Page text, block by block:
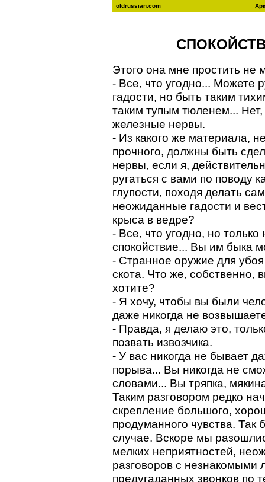
oldrussian.com
Этого она мне простить не
- Все, что угодно... Можете
гадости, но быть таким
таким тупым тюленем...
железные нервы.
- Из какого же материала,
прочного, должны быть
нервы, если я,
ругаться с вами по поводу
глупости, походя делать
неожиданные гадости и
крыса в ведре?
- Все, что угодно, но только
спокойствие... Вы им быка
- Странное оружие для
скота. Что же, собственно,
хотите?
- Я хочу, чтобы вы были
даже никогда не
- Правда, я делаю это,
позвать извозчика.
- У вас никогда не бывает
порыва... Вы никогда не
словами... Вы тряпка,
Таким разговором редко
скрепление большого,
продуманного чувства. Так
случае. Вскоре мы
мелких неприятностей,
разговоров с незнакомыми
предугаданных звонков по